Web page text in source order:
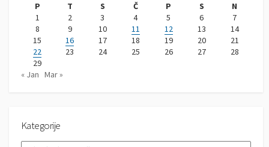
P
T S Č P S
N
1
2 3 4 5 6
7
8
9 10 11 12 13
14
15
16 17 18 19 20
21
22
23 24 25 26 27
28
29
« Jan Mar »
Kategorije